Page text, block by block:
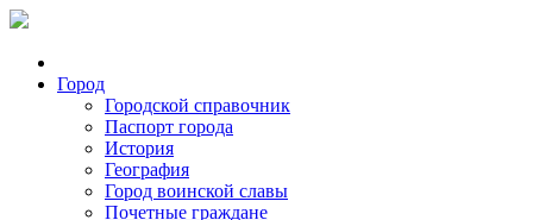
Город
Городской справочник
Паспорт города
История
География
Город воинской славы
Почетные граждане